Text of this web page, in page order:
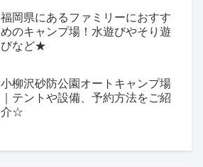
福岡県にあるファミリーにおすす
めのキャンプ場！水遊びやそり遊
びなど★
小柳沢砂防公園オートキャンプ場
｜テントや設備、予約方法をご紹
介☆